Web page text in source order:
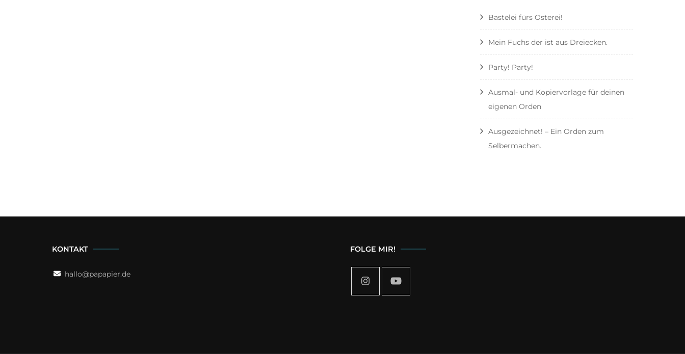
Bastelei fürs Osterei!
Mein Fuchs der ist aus Dreiecken.
Party! Party!
Ausmal- und Kopiervorlage für deinen
eigenen Orden
Ausgezeichnet! – Ein Orden zum
Selbermachen.
KONTAKT
hallo@papapier.de
FOLGE MIR!